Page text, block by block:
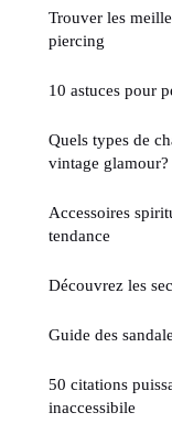
Trouver les
piercing
10 astuces pour
Quels types de
vintage glamour?
Accessoires
tendance
Découvrez les
Guide des
50 citations
inaccessibile